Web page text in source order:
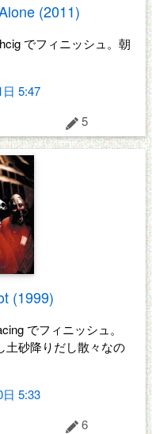
(2011)
でフィニッシュ。朝
5:47
5
(1999)
でフィニッシュ。
土砂降りだし散々なの
5:33
6